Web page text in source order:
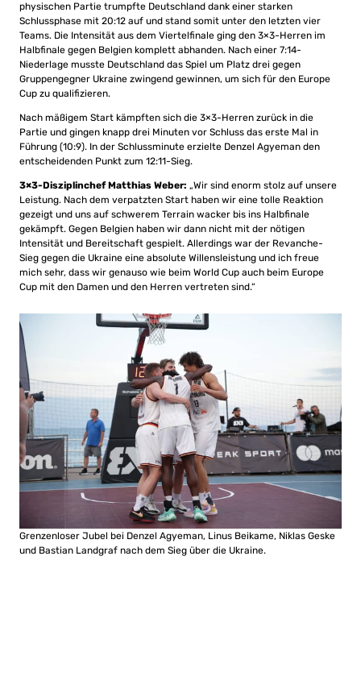
physischen Partie trumpfte Deutschland dank einer starken
Schlussphase mit 20:12 auf und stand somit unter den letzten vier
Teams. Die Intensität aus dem Viertelfinale ging den 3×3-Herren im
Halbfinale gegen Belgien komplett abhanden. Nach einer 7:14-
Niederlage musste Deutschland das Spiel um Platz drei gegen
Gruppengegner Ukraine zwingend gewinnen, um sich für den Europe
Cup zu qualifizieren.
Nach mäßigem Start kämpften sich die 3×3-Herren zurück in die
Partie und gingen knapp drei Minuten vor Schluss das erste Mal in
Führung (10:9). In der Schlussminute erzielte Denzel Agyeman den
entscheidenden Punkt zum 12:11-Sieg.
3×3-Disziplinchef Matthias Weber: „Wir sind enorm stolz auf unsere
Leistung. Nach dem verpatzten Start haben wir eine tolle Reaktion
gezeigt und uns auf schwerem Terrain wacker bis ins Halbfinale
gekämpft. Gegen Belgien haben wir dann nicht mit der nötigen
Intensität und Bereitschaft gespielt. Allerdings war der Revanche-
Sieg gegen die Ukraine eine absolute Willensleistung und ich freue
mich sehr, dass wir genauso wie beim World Cup auch beim Europe
Cup mit den Damen und den Herren vertreten sind.“
Grenzenloser Jubel bei Denzel Agyeman, Linus Beikame, Niklas Geske
und Bastian Landgraf nach dem Sieg über die Ukraine.